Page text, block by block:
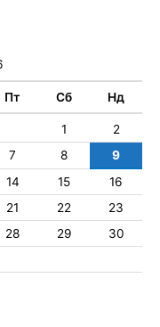
Пт Сб Нд
1
2
7 8
9
14 15
16
21 22
23
28 29
30